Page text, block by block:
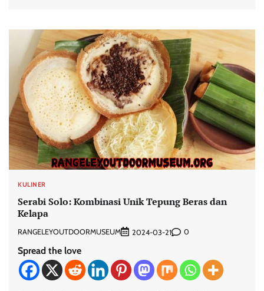
KULINER
Serabi Solo: Kombinasi Unik Tepung Beras dan
Kelapa
RANGELEYOUTDOORMUSEUM 2024-03-21 0
Spread the love